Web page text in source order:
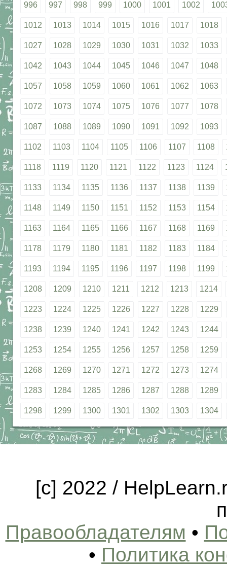
996 997 998 999 1000 1001 1002
1012 1013 1014 1015 1016 1017 1018
1027 1028 1029 1030 1031 1032 1033
1042 1043 1044 1045 1046 1047 1048
1057 1058 1059 1060 1061 1062 1063
1072 1073 1074 1075 1076 1077 1078
1087 1088 1089 1090 1091 1092 1093
1102 1103 1104 1105 1106 1107 1108
1118 1119 1120 1121 1122 1123 1124
1133 1134 1135 1136 1137 1138 1139
1148 1149 1150 1151 1152 1153 1154
1163 1164 1165 1166 1167 1168 1169
1178 1179 1180 1181 1182 1183 1184
1193 1194 1195 1196 1197 1198 1199
1208 1209 1210 1211 1212 1213 1214
1223 1224 1225 1226 1227 1228 1229
1238 1239 1240 1241 1242 1243 1244
1253 1254 1255 1256 1257 1258 1259
1268 1269 1270 1271 1272 1273 1274
1283 1284 1285 1286 1287 1288 1289
1298 1299 1300 1301 1302 1303 1304
[c] 2022 /
Правообладателям •
• Политика